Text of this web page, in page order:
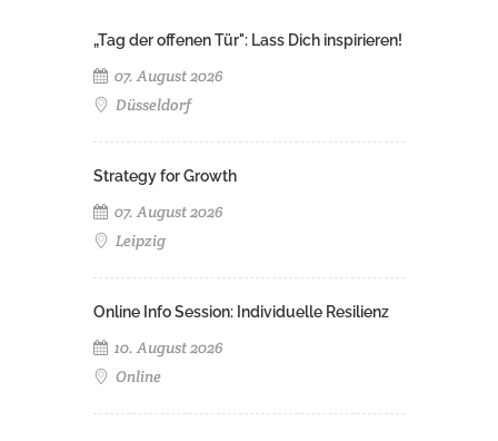
„Tag der offenen Tür": Lass Dich inspirieren!
07. August 2026
Düsseldorf
Strategy for Growth
07. August 2026
Leipzig
Online Info Session: Individuelle Resilienz
10. August 2026
Online